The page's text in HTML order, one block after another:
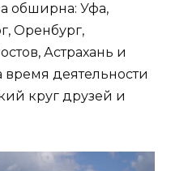
обширна: Уфа,
Оренбург,
Астрахань и
деятельности
круг друзей и